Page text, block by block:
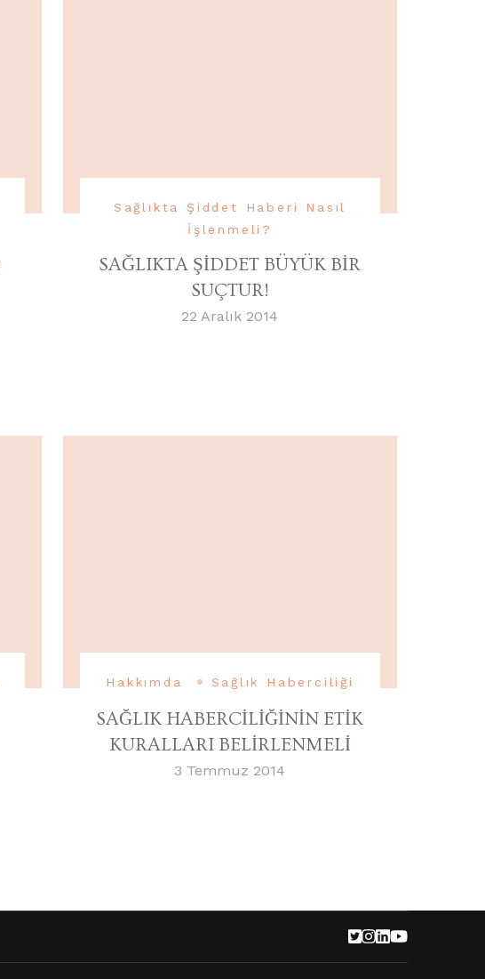
Sağlıkta Şiddet Haberi Nasıl
İşlenmeli?
SAĞLIKTA ŞİDDET BÜYÜK BİR
SUÇTUR!
22 Aralık 2014
Hakkımda Sağlık Haberciliği
SAĞLIK HABERCİLİĞİNİN ETİK
KURALLARI BELİRLENMELİ
3 Temmuz 2014